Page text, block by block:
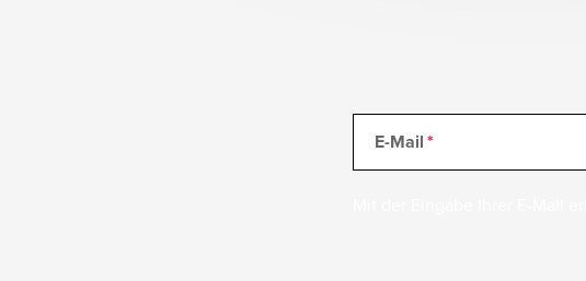
E-Mail